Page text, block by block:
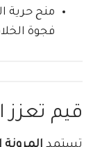
منح حرية
فجوة
قيم تعزز